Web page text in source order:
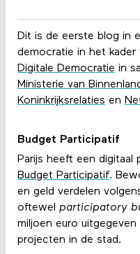
Dit is de eerste blog in
democratie in het
Digitale Democratie in
Ministerie van
Koninkrijksrelaties en
Budget Participatif
Parijs heeft een digitaal
Budget Participatif.
en geld verdelen
oftewel participatory
miljoen euro
projecten in de stad.